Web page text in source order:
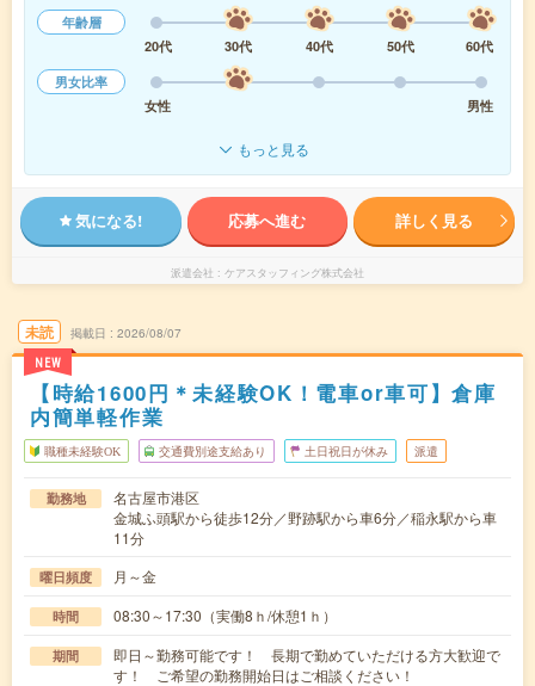
年齢層
20代
30代 40代 50代
60代
男女比率
女性
男性
もっと見る
気になる! 応募へ進む 詳しく見る
派遣会社 ケアスタッフィング株式会社
未読
NEW
掲載日 2026/08/07
【時給1600円＊未経験OK！電車or車可】倉庫
内簡単軽作業
職種未経験OK 交通費別途支給あり 土日祝日が休み 派遣
勤務地
名古屋市港区
金城ふ頭駅から徒歩12分／野跡駅から車6分／稲永駅から車
11分
曜日頻度 月～金
時間 08:30～17:30（実働8ｈ/休憩1ｈ）
期間
即日～勤務可能です！ 長期で勤めていただける方大歓迎で
す！ ご希望の勤務開始日はご相談ください！